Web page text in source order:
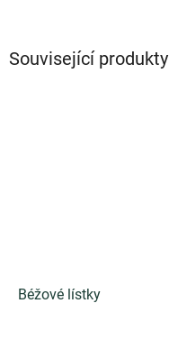
Související produkty
Béžové lístky